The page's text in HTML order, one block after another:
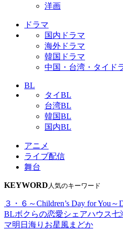
洋画
ドラマ
国内ドラマ
海外ドラマ
韓国ドラマ
中国・台湾・タイド
BL
タイBL
台湾BL
韓国BL
国内BL
アニメ
ライブ配信
舞台
KEYWORD 人気のキーワード
３・６～Children’s Day for You～
BLボクらの恋愛シェアハウス七
マ明日海りお星風まどか